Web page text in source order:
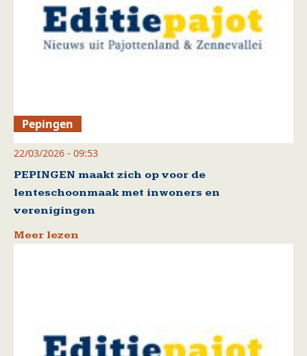
Pepingen
22/03/2026 - 09:53
PEPINGEN maakt zich op voor de
lenteschoonmaak met inwoners en
verenigingen
Meer lezen